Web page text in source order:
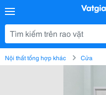
Nội thất tổng hợp khác Cửa